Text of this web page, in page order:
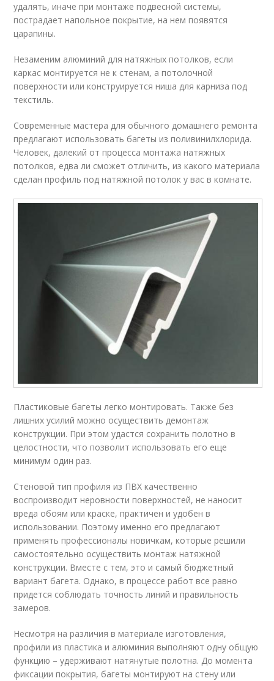
удалять, иначе при монтаже подвесной системы,
пострадает напольное покрытие, на нем появятся
царапины.
Незаменим алюминий для натяжных потолков, если
каркас монтируется не к стенам, а потолочной
поверхности или конструируется ниша для карниза под
текстиль.
Современные мастера для обычного домашнего ремонта
предлагают использовать багеты из поливинилхлорида.
Человек, далекий от процесса монтажа натяжных
потолков, едва ли сможет отличить, из какого материала
сделан профиль под натяжной потолок у вас в комнате.
Пластиковые багеты легко монтировать. Также без
лишних усилий можно осуществить демонтаж
конструкции. При этом удастся сохранить полотно в
целостности, что позволит использовать его еще
минимум один раз.
Стеновой тип профиля из ПВХ качественно
воспроизводит неровности поверхностей, не наносит
вреда обоям или краске, практичен и удобен в
использовании. Поэтому именно его предлагают
применять профессионалы новичкам, которые решили
самостоятельно осуществить монтаж натяжной
конструкции. Вместе с тем, это и самый бюджетный
вариант багета. Однако, в процессе работ все равно
придется соблюдать точность линий и правильность
замеров.
Несмотря на различия в материале изготовления,
профили из пластика и алюминия выполняют одну общую
функцию – удерживают натянутые полотна. До момента
фиксации покрытия, багеты монтируют на стену или